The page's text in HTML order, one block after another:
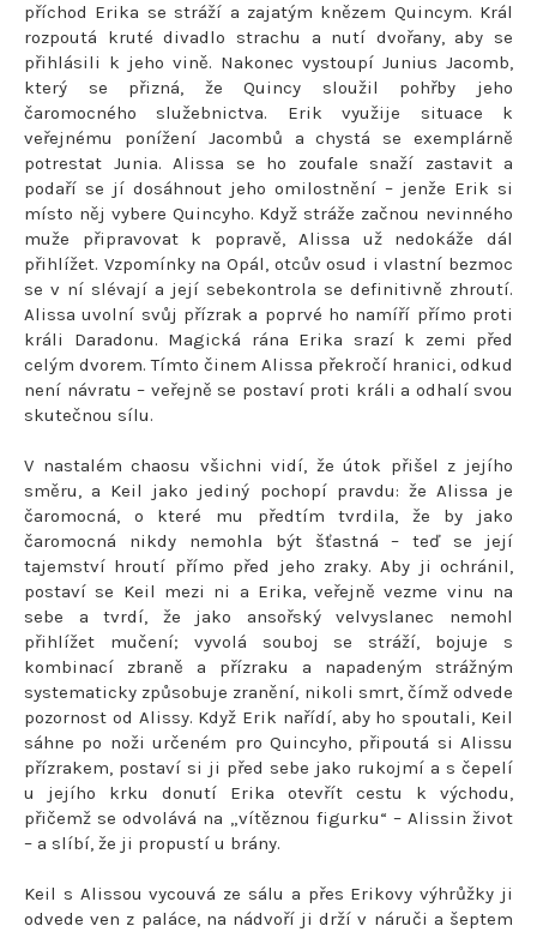
příchod Erika se stráží a zajatým knězem Quincym. Král
rozpoutá kruté divadlo strachu a nutí dvořany, aby se
přihlásili k jeho vině. Nakonec vystoupí Junius Jacomb,
který se přizná, že Quincy sloužil pohřby jeho
čaromocného služebnictva. Erik využije situace k
veřejnému ponížení Jacombů a chystá se exemplárně
potrestat Junia. Alissa se ho zoufale snaží zastavit a
podaří se jí dosáhnout jeho omilostnění – jenže Erik si
místo něj vybere Quincyho. Když stráže začnou nevinného
muže připravovat k popravě, Alissa už nedokáže dál
přihlížet. Vzpomínky na Opál, otcův osud i vlastní bezmoc
se v ní slévají a její sebekontrola se definitivně zhroutí.
Alissa uvolní svůj přízrak a poprvé ho namíří přímo proti
králi Daradonu. Magická rána Erika srazí k zemi před
celým dvorem. Tímto činem Alissa překročí hranici, odkud
není návratu – veřejně se postaví proti králi a odhalí svou
skutečnou sílu.
V nastalém chaosu všichni vidí, že útok přišel z jejího
směru, a Keil jako jediný pochopí pravdu: že Alissa je
čaromocná, o které mu předtím tvrdila, že by jako
čaromocná nikdy nemohla být šťastná – teď se její
tajemství hroutí přímo před jeho zraky. Aby ji ochránil,
postaví se Keil mezi ni a Erika, veřejně vezme vinu na
sebe a tvrdí, že jako ansořský velvyslanec nemohl
přihlížet mučení; vyvolá souboj se stráží, bojuje s
kombinací zbraně a přízraku a napadeným strážným
systematicky způsobuje zranění, nikoli smrt, čímž odvede
pozornost od Alissy. Když Erik nařídí, aby ho spoutali, Keil
sáhne po noži určeném pro Quincyho, připoutá si Alissu
přízrakem, postaví si ji před sebe jako rukojmí a s čepelí
u jejího krku donutí Erika otevřít cestu k východu,
přičemž se odvolává na „vítěznou figurku“ – Alissin život
– a slíbí, že ji propustí u brány.
Keil s Alissou vycouvá ze sálu a přes Erikovy výhrůžky ji
odvede ven z paláce, na nádvoří ji drží v náruči a šeptem